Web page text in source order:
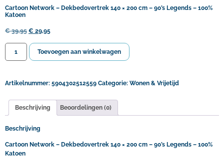
Cartoon Network – Dekbedovertrek 140 × 200 cm – 90’s Legends – 100%
Katoen
€39,95 € 29,95
Toevoegen aan winkelwagen
Artikelnummer: 5904302512559 Categorie: Wonen & Vrijetijd
Beschrijving Beoordelingen (0)
Beschrijving
Cartoon Network – Dekbedovertrek 140 × 200 cm – 90’s Legends – 100%
Katoen